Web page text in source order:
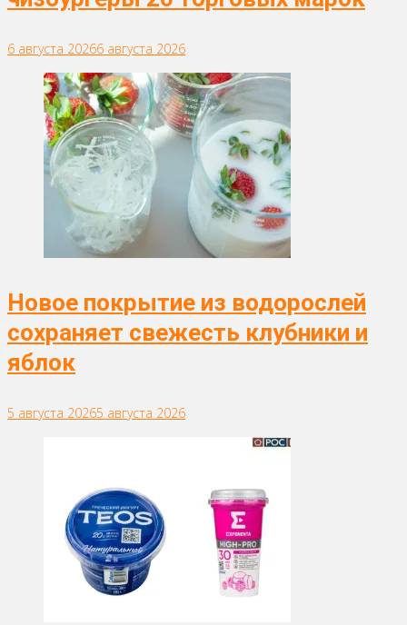
6 августа 20266 августа 2026
Новое покрытие из водорослей
сохраняет свежесть клубники и
яблок
5 августа 20265 августа 2026